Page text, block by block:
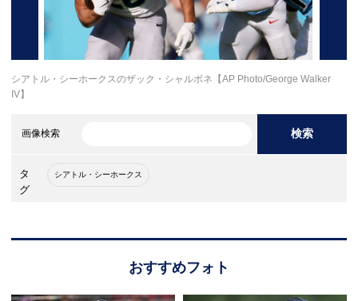
シアトル・シーホークスのザック・シャルボネ【AP Photo/George Walker
IV】
画像検索 検索
タ
グ
シアトル・シーホークス
おすすめフォト